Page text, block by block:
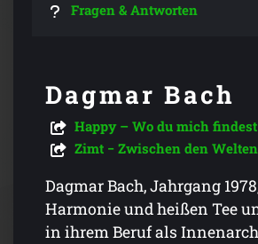
Fragen & Antworten
Dagmar Bach
Happy – Wo du mich findest
Zimt − Zwischen den
Dagmar Bach, Jahrgang
Harmonie und heißen Tee
in ihrem Beruf als